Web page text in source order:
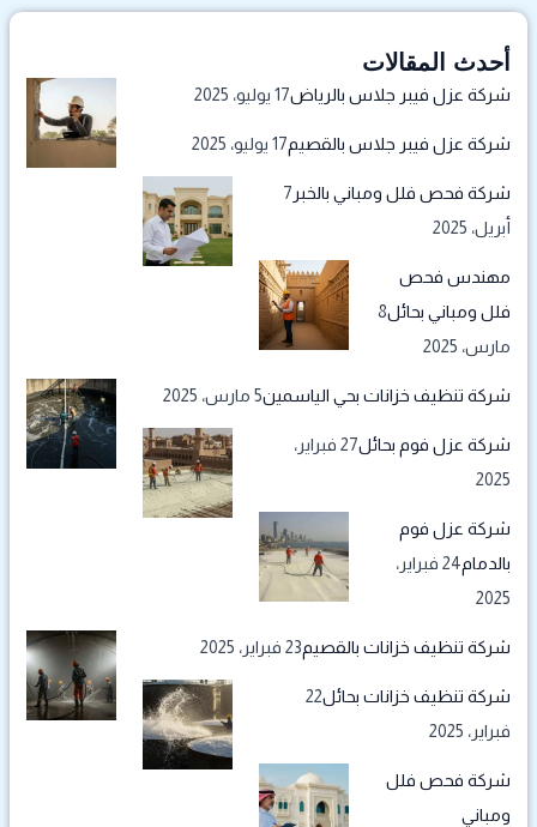
أحدث المقالات
شركة عزل فيبر جلاس بالرياض17 يوليو، 2025
شركة عزل فيبر جلاس بالقصيم17 يوليو، 2025
شركة فحص فلل ومباني بالخبر 7
أبريل، 2025
مهندس فحص
فلل ومباني بحائل8
مارس، 2025
شركة تنظيف خزانات بحي الياسمين5 مارس، 2025
شركة عزل فوم بحائل
27 فبراير،
2025
شركة عزل فوم
بالدمام
24 فبراير،
2025
شركة تنظيف خزانات بالقصيم23 فبراير، 2025
شركة تنظيف خزانات بحائل22
فبراير، 2025
شركة فحص فلل
ومباني